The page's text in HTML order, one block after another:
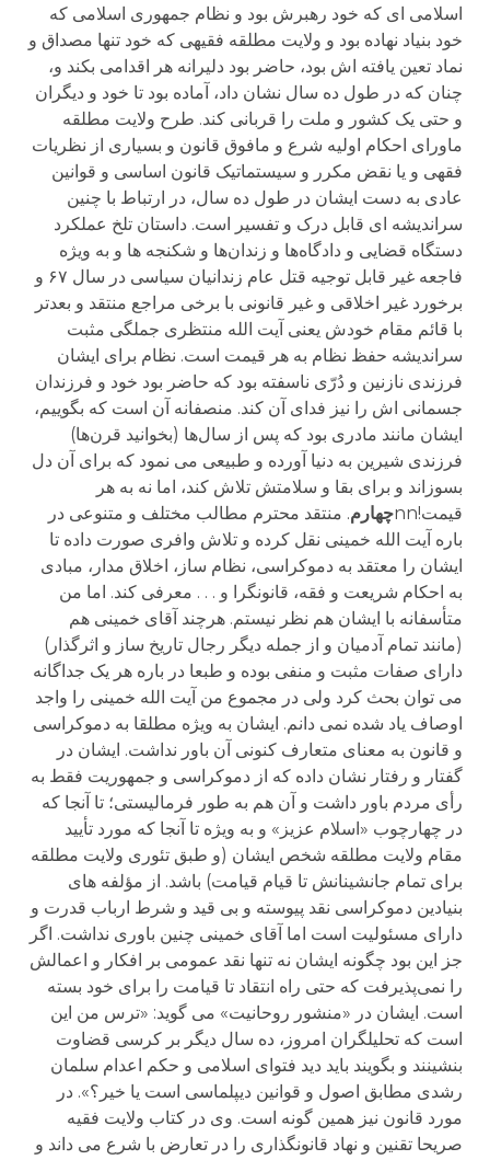
اسلامی ای که خود رهبرش بود و نظام جمهوری اسلامی که
خود بنیاد نهاده بود و ولایت مطلقه فقیهی که خود تنها مصداق و
نماد تعین یافته اش بود، حاضر بود دلیرانه هر اقدامی بکند و،
چنان که در طول ده سال نشان داد، آماده بود تا خود و دیگران
و حتی یک کشور و ملت را قربانی کند. طرح ولایت مطلقه
ماورای احکام اولیه شرع و مافوق قانون و بسیاری از نظریات
فقهی و یا نقض مکرر و سیستماتیک قانون اساسی و قوانین
عادی به دست ایشان در طول ده سال، در ارتباط با چنین
سراندیشه ای قابل درک و تفسیر است. داستان تلخ عملکرد
دستگاه قضایی و دادگاه‌ها و زندان‌ها و شکنجه ها و به ویژه
فاجعه غیر قابل توجیه قتل عام زندانیان سیاسی در سال ۶۷ و
برخورد غیر اخلاقی و غیر قانونی با برخی مراجع منتقد و بعدتر
با قائم مقام خودش یعنی آیت الله منتظری جملگی مثبت
سراندیشه حفظ نظام به هر قیمت است. نظام برای ایشان
فرزندی نازنین و دُرّی ناسفته بود که حاضر بود خود و فرزندان
جسمانی اش را نیز فدای آن کند. منصفانه آن است که بگوییم،
ایشان مانند مادری بود که پس از سال‌ها (بخوانید قرن‌ها)
فرزندی شیرین به دنیا آورده و طبیعی می نمود که برای آن دل
بسوزاند و برای بقا و سلامتش تلاش کند، اما نه به هر
قیمت!nn
چهارم. منتقد محترم مطالب مختلف و متنوعی در
باره آیت الله خمینی نقل کرده و تلاش وافری صورت داده تا
ایشان را معتقد به دموکراسی، نظام ساز، اخلاق مدار، مبادی
به احکام شریعت و فقه، قانونگرا و . . . معرفی کند. اما من
متأسفانه با ایشان هم نظر نیستم. هرچند آقای خمینی هم
(مانند تمام آدمیان و از جمله دیگر رجال تاریخ ساز و اثرگذار)
دارای صفات مثبت و منفی بوده و طبعا در باره هر یک جداگانه
می توان بحث کرد ولی در مجموع من آیت الله خمینی را واجد
اوصاف یاد شده نمی دانم. ایشان به ویژه مطلقا به دموکراسی
و قانون به معنای متعارف کنونی آن باور نداشت. ایشان در
گفتار و رفتار نشان داده که از دموکراسی و جمهوریت فقط به
رأی مردم باور داشت و آن هم به طور فرمالیستی؛ تا آنجا که
در چهارچوب «اسلام عزیز» و به ویژه تا آنجا که مورد تأیید
مقام ولایت مطلقه شخص ایشان (و طبق تئوری ولایت مطلقه
برای تمام جانشینانش تا قیام قیامت) باشد. از مؤلفه های
بنیادین دموکراسی نقد پیوسته و بی قید و شرط ارباب قدرت و
دارای مسئولیت است اما آقای خمینی چنین باوری نداشت. اگر
جز این بود چگونه ایشان نه تنها نقد عمومی بر افکار و اعمالش
را نمی‌پذیرفت که حتی راه انتقاد تا قیامت را برای خود بسته
است. ایشان در «منشور روحانیت» می گوید: «ترس من این
است که تحلیلگران امروز، ده سال دیگر بر کرسی قضاوت
بنشینند و بگویند باید دید فتوای اسلامی و حکم اعدام سلمان
رشدی مطابق اصول و قوانین دیپلماسی است یا خیر؟». در
مورد قانون نیز همین گونه است. وی در کتاب ولایت فقیه
صریحا تقنین و نهاد قانونگذاری را در تعارض با شرع می داند و